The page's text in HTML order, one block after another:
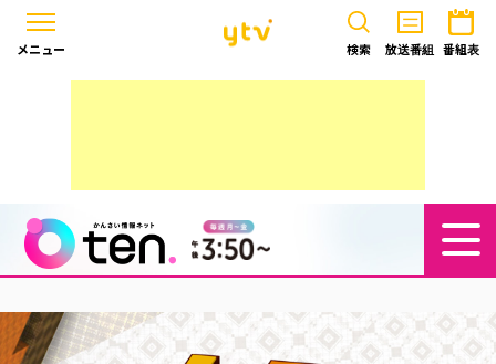
検索 放送番組 番組表
メニュー